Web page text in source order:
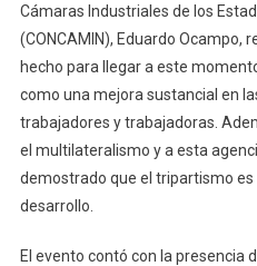
Cámaras Industriales de los
(CONCAMIN), Eduardo Ocampo,
hecho para llegar a este
como una mejora sustancial en
trabajadores y trabajadoras.
el multilateralismo y a esta
demostrado que el tripartismo
desarrollo.
El evento contó con la presencia